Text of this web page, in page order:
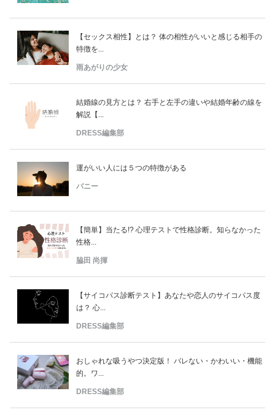
【セックス相性】とは？ 体の相性がいいと感じる相手の
特徴を...
雨あがりの少女
結婚線の見方とは？ 右手と左手の違いや結婚年齢の線を
解説【...
DRESS編集部
運がいい人には５つの特徴がある
バニー
【簡単】当たる!? 心理テストで性格診断。知らなかった
性格...
脇田 尚揮
【サイコパス診断テスト】あなたや恋人のサイコパス度
は？ 心...
DRESS編集部
おしゃれな吸うやつ決定版！ バレない・かわいい・機能
的。ワ...
DRESS編集部